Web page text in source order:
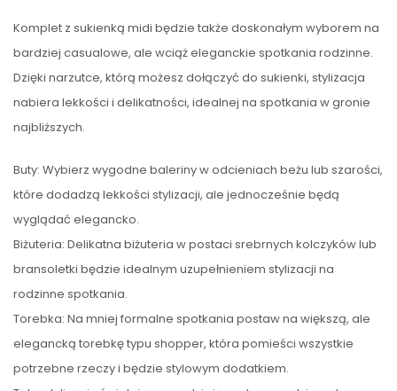
Komplet z sukienką midi będzie także doskonałym wyborem na
bardziej casualowe, ale wciąż eleganckie spotkania rodzinne.
Dzięki narzutce, którą możesz dołączyć do sukienki, stylizacja
nabiera lekkości i delikatności, idealnej na spotkania w gronie
najbliższych.
Buty: Wybierz wygodne baleriny w odcieniach beżu lub szarości,
które dodadzą lekkości stylizacji, ale jednocześnie będą
wyglądać elegancko.
Biżuteria: Delikatna biżuteria w postaci srebrnych kolczyków lub
bransoletki będzie idealnym uzupełnieniem stylizacji na
rodzinne spotkania.
Torebka: Na mniej formalne spotkania postaw na większą, ale
elegancką torebkę typu shopper, która pomieści wszystkie
potrzebne rzeczy i będzie stylowym dodatkiem.